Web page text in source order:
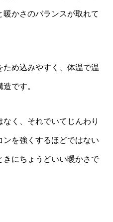
かさのバランスが取れて
め込みやすく、体温で温
です。
く、それでいてじんわり
ンを強くするほどではない
きにちょうどいい暖かさで